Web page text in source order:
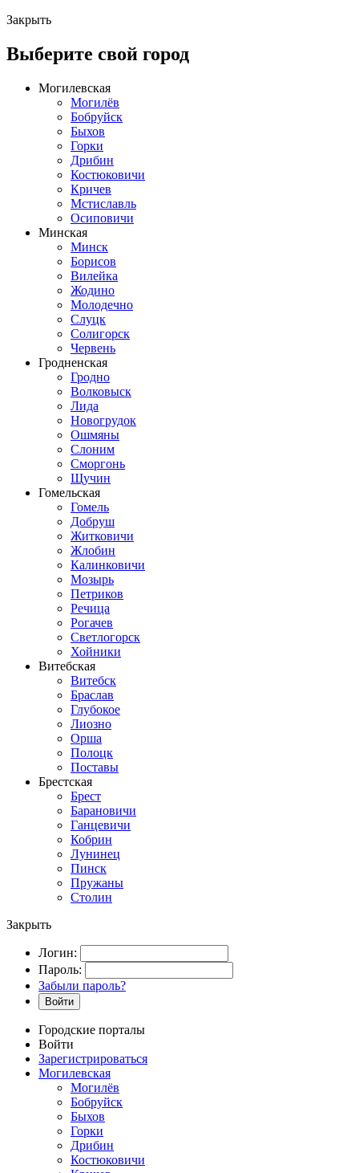
Закрыть
Выберите свой город
Могилевская
Могилёв
Бобруйск
Быхов
Горки
Дрибин
Костюковичи
Кричев
Мстиславль
Осиповичи
Минская
Минск
Борисов
Вилейка
Жодино
Молодечно
Слуцк
Солигорск
Червень
Гродненская
Гродно
Волковыск
Лида
Новогрудок
Ошмяны
Слоним
Сморгонь
Щучин
Гомельская
Гомель
Добруш
Житковичи
Жлобин
Калинковичи
Мозырь
Петриков
Речица
Рогачев
Светлогорск
Хойники
Витебская
Витебск
Браслав
Глубокое
Лиозно
Орша
Полоцк
Поставы
Брестская
Брест
Барановичи
Ганцевичи
Кобрин
Лунинец
Пинск
Пружаны
Столин
Закрыть
Логин:
Пароль:
Забыли пароль?
Войти
Городские порталы
Войти
Зарегистрироваться
Могилевская
Могилёв
Бобруйск
Быхов
Горки
Дрибин
Костюковичи